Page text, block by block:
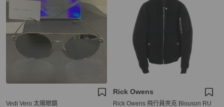
Vedi Vero 太陽眼鏡
Rick Owens
Rick Owens 飛行員夾克 Blouson RU